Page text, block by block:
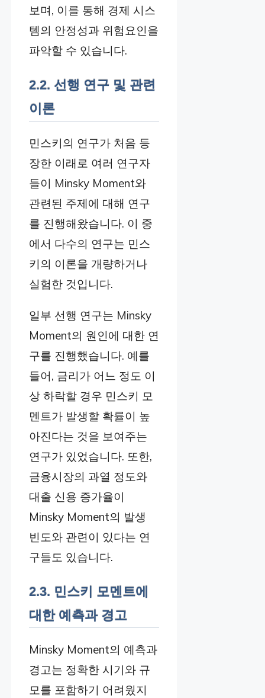
보며, 이를 통해 경제 시스
템의 안정성과 위험요인을
파악할 수 있습니다.
2.2. 선행 연구 및 관련
이론
민스키의 연구가 처음 등
장한 이래로 여러 연구자
들이 Minsky Moment와
관련된 주제에 대해 연구
를 진행해왔습니다. 이 중
에서 다수의 연구는 민스
키의 이론을 개량하거나
실험한 것입니다.
일부 선행 연구는 Minsky
Moment의 원인에 대한 연
구를 진행했습니다. 예를
들어, 금리가 어느 정도 이
상 하락할 경우 민스키 모
멘트가 발생할 확률이 높
아진다는 것을 보여주는
연구가 있었습니다. 또한,
금융시장의 과열 정도와
대출 신용 증가율이
Minsky Moment의 발생
빈도와 관련이 있다는 연
구들도 있습니다.
2.3. 민스키 모멘트에
대한 예측과 경고
Minsky Moment의 예측과
경고는 정확한 시기와 규
모를 포함하기 어려웠지